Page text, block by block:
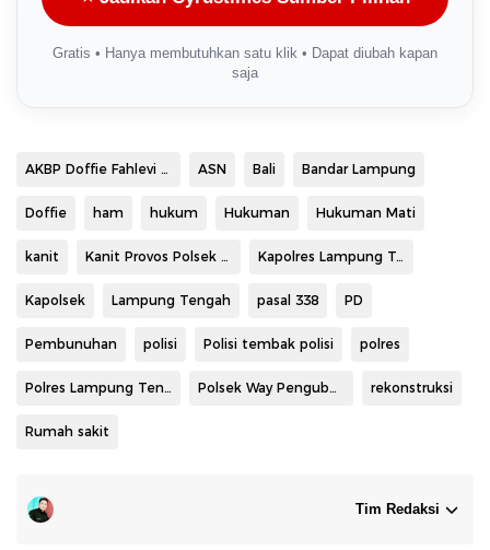
Gratis • Hanya membutuhkan satu klik • Dapat diubah kapan
saja
AKBP Doffie Fahlevi Sanjaya ASN Bali Bandar Lampung
Doffie ham hukum Hukuman Hukuman Mati
kanit Kanit Provos Polsek Pengubuan Aipda Rudy Suryanto. Kapolres Lampung Tengah
Kapolsek Lampung Tengah pasal 338 PD
Pembunuhan polisi Polisi tembak polisi polres
Polres Lampung Tengah Polsek Way Pengubuan rekonstruksi
Rumah sakit
Tim Redaksi